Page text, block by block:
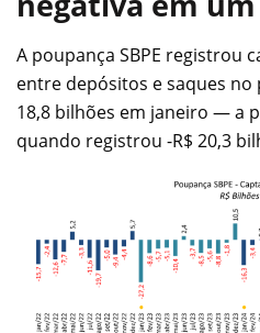
A poupança SBPE registrou
entre depósitos e saques no
18,8 bilhões em janeiro — a
quando registrou -R$ 20,3